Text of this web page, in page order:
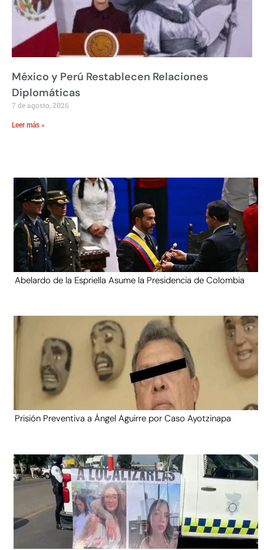
México y Perú Restablecen Relaciones
Diplomáticas
7 de agosto, 2026
Leer más »
Abelardo de la Espriella Asume la Presidencia de Colombia
Prisión Preventiva a Ángel Aguirre por Caso Ayotzinapa